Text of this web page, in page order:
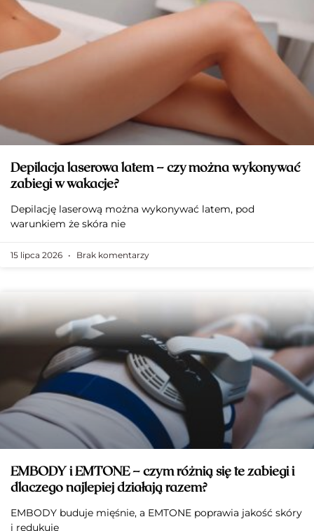
Depilacja laserowa latem – czy można wykonywać
zabiegi w wakacje?
Depilację laserową można wykonywać latem, pod
warunkiem że skóra nie
15 lipca 2026 Brak komentarzy
EMBODY i EMTONE – czym różnią się te zabiegi i
dlaczego najlepiej działają razem?
EMBODY buduje mięśnie, a EMTONE poprawia jakość skóry
i redukuje